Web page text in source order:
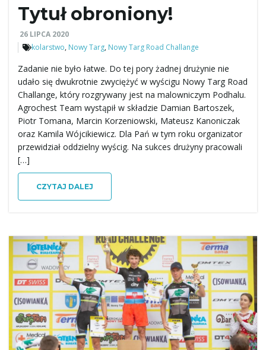
a
w
i
Tytuł obroniony!
26 LIPCA 2020
kolarstwo, Nowy Targ, Nowy Targ Road Challange
Zadanie nie było łatwe. Do tej pory żadnej drużynie nie
udało się dwukrotnie zwyciężyć w wyścigu Nowy Targ Road
Challange, który rozgrywany jest na malowniczym Podhalu.
Agrochest Team wystąpił w składzie Damian Bartoszek,
Piotr Tomana, Marcin Korzeniowski, Mateusz Kanoniczak
oraz Kamila Wójcikiewicz. Dla Pań w tym roku organizator
przewidział oddzielny wyścig. Na sukces drużyny pracowali
[…]
CZYTAJ DALEJ